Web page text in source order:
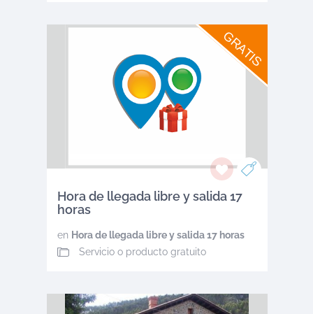
GRATIS
Hora de llegada libre y salida 17
horas
en Hora de llegada libre y salida 17 horas
Servicio o producto gratuito